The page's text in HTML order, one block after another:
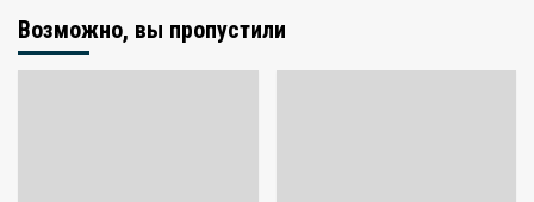
Возможно, вы пропустили